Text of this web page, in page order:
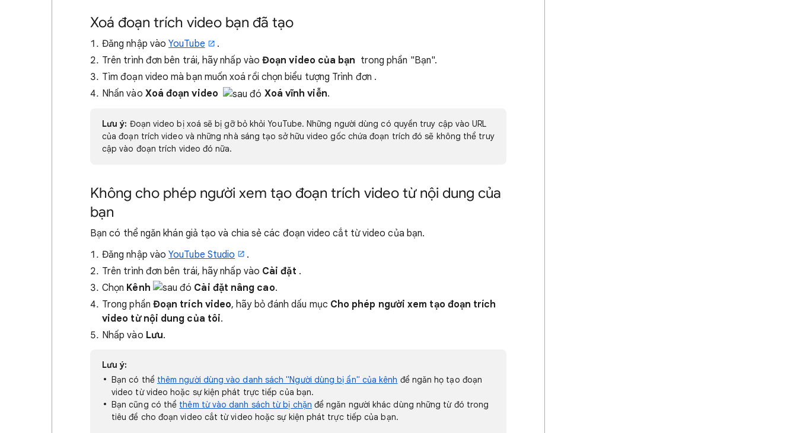
Xoá đoạn trích video bạn đã tạo
Đăng nhập vàoYouTube
.
Trên trình đơn bên trái, hãy nhấp vàoĐoạn video của bạn trong phần "Bạn".
Tìm đoạn video mà bạn muốn xoá rồi chọn biểu tượng Trình đơn .
Nhấn vào Xoá đoạn video Xoá vĩnh viễn.
Lưu ý: Đoạn video bị xoá sẽ bị gỡ bỏ khỏi YouTube. Những người dùng có quyền truy cập vào URL
của đoạn trích video và những nhà sáng tạo sở hữu video gốc chứa đoạn trích đó sẽ không thể truy
cập vào đoạn trích video đó nữa.
Không cho phép người xem tạo đoạn trích video từ nội dung của
bạn
Bạn có thể ngăn khán giả tạo và chia sẻ các đoạn video cắt từ video của bạn.
Đăng nhập vàoYouTube Studio
.
Trên trình đơn bên trái, hãy nhấp vào Cài đặt .
Chọn Kênh Cài đặt nâng cao.
Trong phần Đoạn trích video, hãy bỏ đánh dấu mục Cho phép người xem tạo đoạn trích
video từ nội dung của tôi.
Nhấp vào Lưu.
Lưu ý:
Bạn có thể thêm người dùng vào danh sách "Người dùng bị ẩn" của kênh để ngăn họ tạo đoạn
video từ video hoặc sự kiện phát trực tiếp của bạn.
Bạn cũng có thể thêm từ vào danh sách từ bị chặn để ngăn người khác dùng những từ đó trong
tiêu đề cho đoạn video cắt từ video hoặc sự kiện phát trực tiếp của bạn.